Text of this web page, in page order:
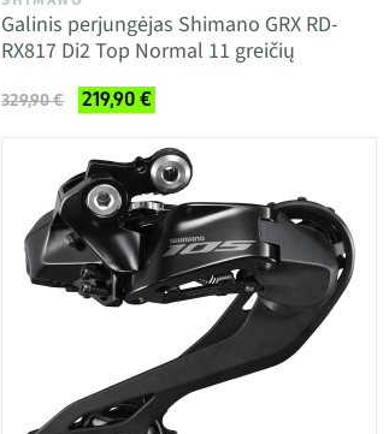
Galinis perjungėjas Shimano GRX RD-
RX817 Di2 Top Normal 11 greičių
329,90 € 219,90 €